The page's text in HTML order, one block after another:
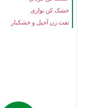
خشک کن نواری
تفت زن آجیل و خشکبار